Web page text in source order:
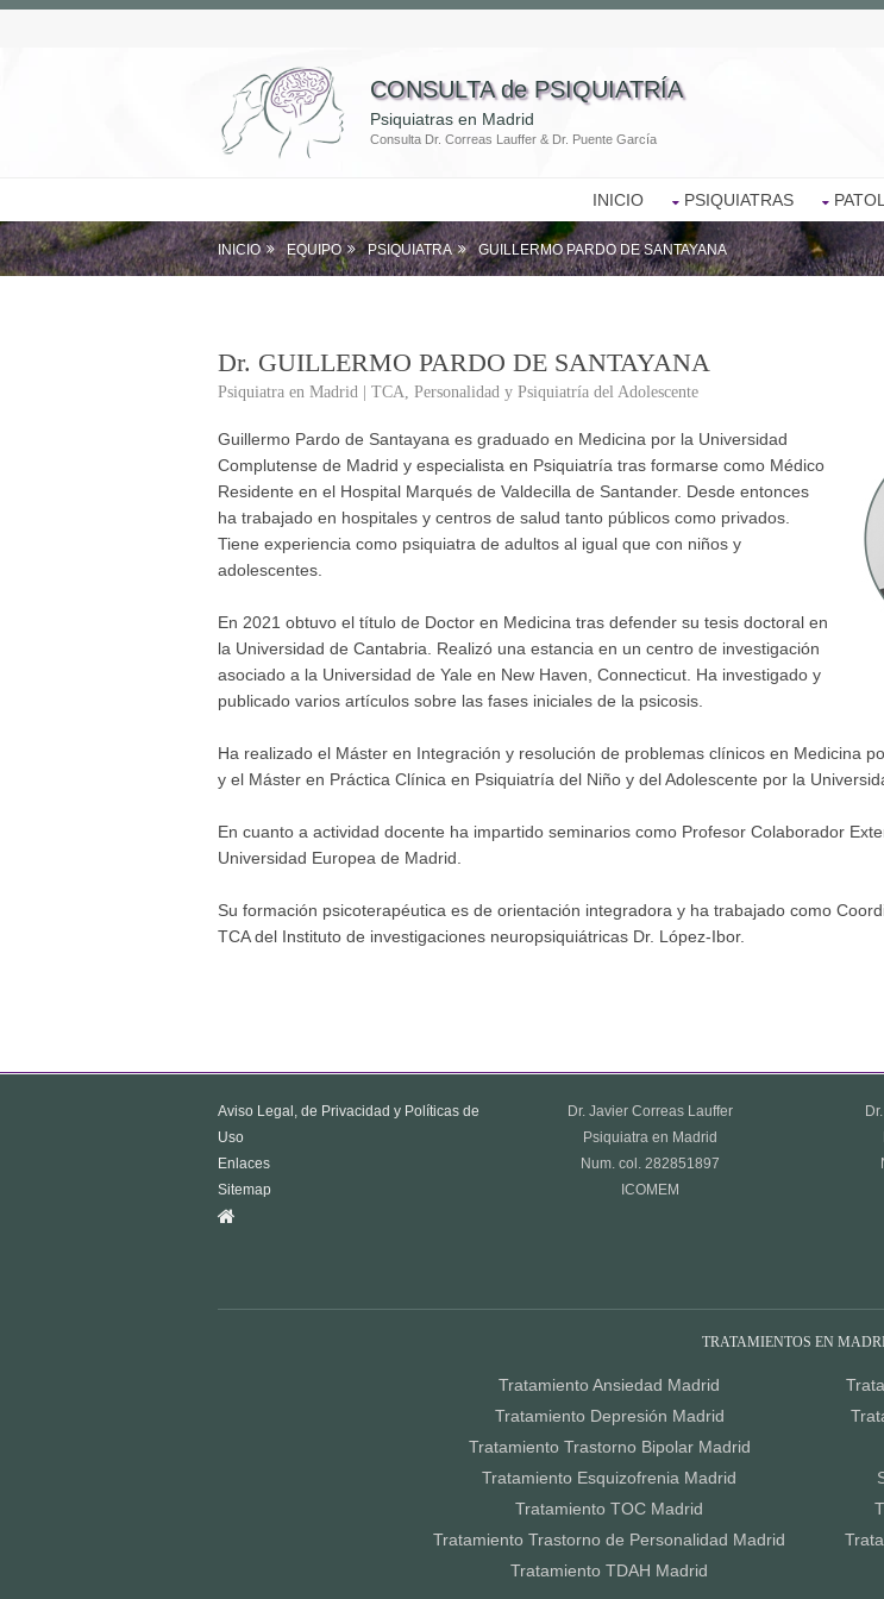
CONSULTA de PSIQUIATRÍA
Psiquiatras en Madrid
Consulta Dr. Correas Lauffer & Dr. Puente García
INICIO PSIQUIATRAS
INICIO EQUIPO PSIQUIATRA GUILLERMO PARDO DE SANTAYANA
Dr. GUILLERMO PARDO DE SANTAYANA
Psiquiatra en Madrid | TCA, Personalidad y Psiquiatría del Adolescente
Guillermo Pardo de Santayana es graduado en Medicina por la Universidad
Complutense de Madrid y especialista en Psiquiatría tras formarse como Médico
Residente en el Hospital Marqués de Valdecilla de Santander. Desde entonces
ha trabajado en hospitales y centros de salud tanto públicos como privados.
Tiene experiencia como psiquiatra de adultos al igual que con niños y
adolescentes.
En 2021 obtuvo el título de Doctor en Medicina tras defender su tesis doctoral en
la Universidad de Cantabria. Realizó una estancia en un centro de investigación
asociado a la Universidad de Yale en New Haven, Connecticut. Ha investigado y
publicado varios artículos sobre las fases iniciales de la psicosis.
Ha realizado el Máster en Integración y resolución de problemas clínicos en Medicina
y el Máster en Práctica Clínica en Psiquiatría del Niño y del Adolescente por la
En cuanto a actividad docente ha impartido seminarios como Profesor Colaborador
Universidad Europea de Madrid.
Su formación psicoterapéutica es de orientación integradora y ha trabajado como
TCA del Instituto de investigaciones neuropsiquiátricas Dr. López-Ibor.
Aviso Legal, de Privacidad y Políticas de
Uso
Enlaces
Sitemap
Dr. Javier Correas Lauffer
Psiquiatra en Madrid
Num. col. 282851897
ICOMEM
TRATAMIENTOS EN
Tratamiento Ansiedad Madrid
Tratamiento Depresión Madrid
Tratamiento Trastorno Bipolar Madrid
Tratamiento Esquizofrenia Madrid
Tratamiento TOC Madrid
Tratamiento Trastorno de Personalidad Madrid
Tratamiento TDAH Madrid